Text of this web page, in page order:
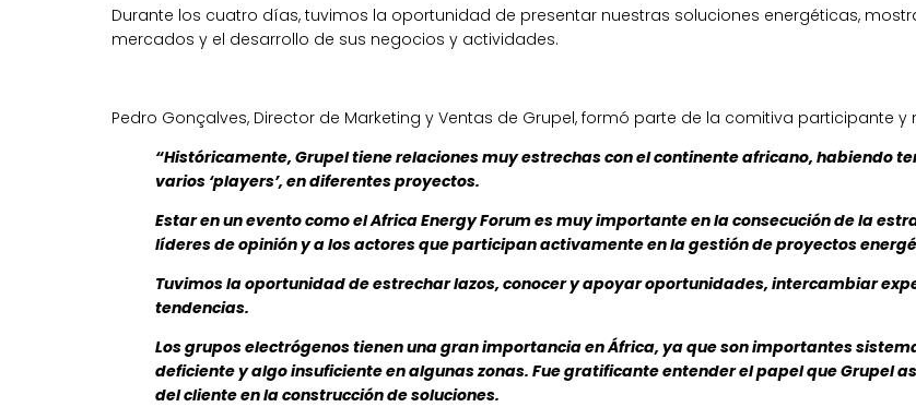
Durante los cuatro días, tuvimos la oportunidad de presentar nuestras soluciones energéticas,
mercados y el desarrollo de sus negocios y actividades.
Pedro Gonçalves, Director de Marketing y Ventas de Grupel, formó parte de la comitiva participante y
“Históricamente, Grupel tiene relaciones muy estrechas con el continente africano, habiendo
varios ‘players’, en diferentes proyectos.
Estar en un evento como el Africa Energy Forum es muy importante en la consecución de la
líderes de opinión y a los actores que participan activamente en la gestión de proyectos
Tuvimos la oportunidad de estrechar lazos, conocer y apoyar oportunidades, intercambiar
tendencias.
Los grupos electrógenos tienen una gran importancia en África, ya que son importantes
deficiente y algo insuficiente en algunas zonas. Fue gratificante entender el papel que Grupel
del cliente en la construcción de soluciones.